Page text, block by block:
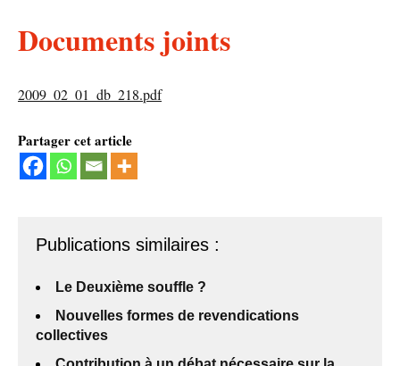
Documents joints
2009_02_01_db_218.pdf
Partager cet article
Publications similaires :
Le Deuxième souffle ?
Nouvelles formes de revendications
collectives